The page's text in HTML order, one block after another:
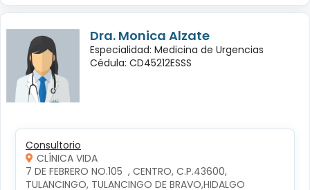
Dra. Monica Alzate
Especialidad: Medicina de Urgencias
Cédula: CD45212ESSS
Consultorio
CLÍNICA VIDA
7 DE FEBRERO NO.105  , CENTRO, C.P.43600,
TULANCINGO, TULANCINGO DE BRAVO,HIDALGO